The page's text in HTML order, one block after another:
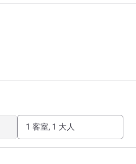
1 客室, 1 大人